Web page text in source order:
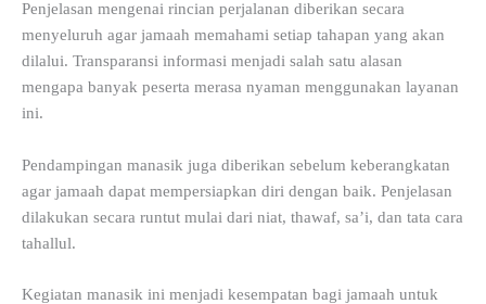
Penjelasan mengenai rincian perjalanan diberikan secara
menyeluruh agar jamaah memahami setiap tahapan yang akan
dilalui. Transparansi informasi menjadi salah satu alasan
mengapa banyak peserta merasa nyaman menggunakan layanan
ini.
Pendampingan manasik juga diberikan sebelum keberangkatan
agar jamaah dapat mempersiapkan diri dengan baik. Penjelasan
dilakukan secara runtut mulai dari niat, thawaf, sa’i, dan tata cara
tahallul.
Kegiatan manasik ini menjadi kesempatan bagi jamaah untuk